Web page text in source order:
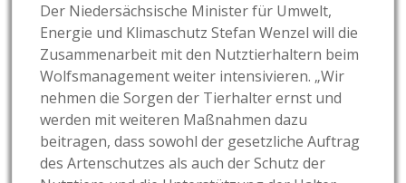
Der Niedersächsische Minister für Umwelt,
Energie und Klimaschutz Stefan Wenzel will die
Zusammenarbeit mit den Nutztierhaltern beim
Wolfsmanagement weiter intensivieren. „Wir
nehmen die Sorgen der Tierhalter ernst und
werden mit weiteren Maßnahmen dazu
beitragen, dass sowohl der gesetzliche Auftrag
des Artenschutzes als auch der Schutz der